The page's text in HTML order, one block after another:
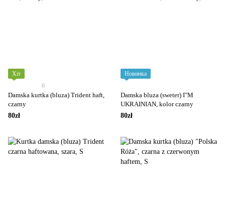
Хіт
6
Damska kurtka (bluza) Trident haft,
czarny
80zł
Новинка
Damska bluza (sweter) I"M
UKRAINIAN, kolor czarny
80zł